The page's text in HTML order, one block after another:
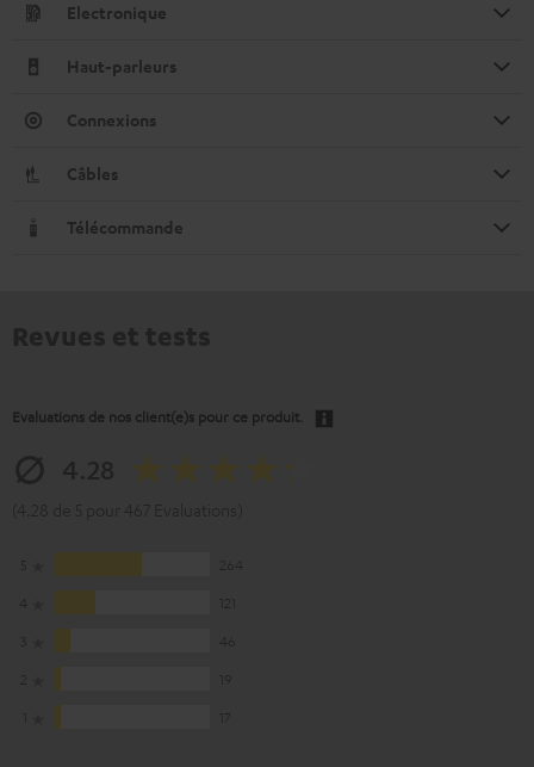
Electronique
Haut-parleurs
Connexions
Câbles
Télécommande
Evaluations de nos client(e)s pour ce produit.